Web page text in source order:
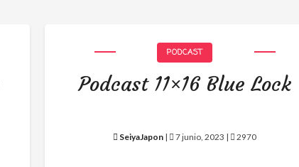
PODCAST
Podcast 11×16 Blue Lock
SeiyaJapon | 7 junio, 2023 | 2970